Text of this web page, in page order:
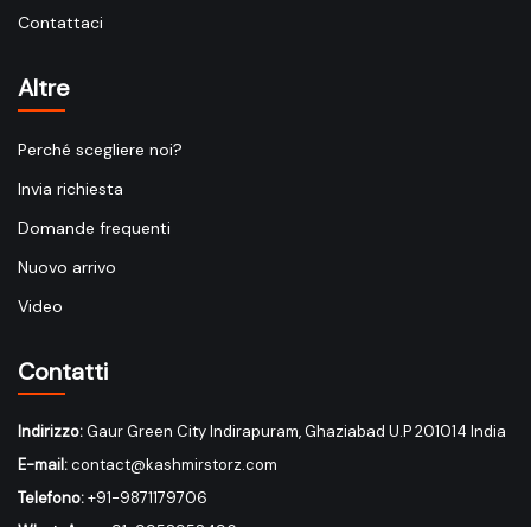
Contattaci
Altre
Perché scegliere noi?
Invia richiesta
Domande frequenti
Nuovo arrivo
Video
Contatti
Indirizzo:Gaur Green City Indirapuram, Ghaziabad U.P 201014 India
E-mail:contact@kashmirstorz.com
Telefono:+91-9871179706